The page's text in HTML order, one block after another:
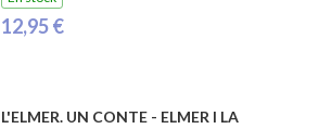
12,95 €
L'ELMER. UN CONTE - ELMER I LA